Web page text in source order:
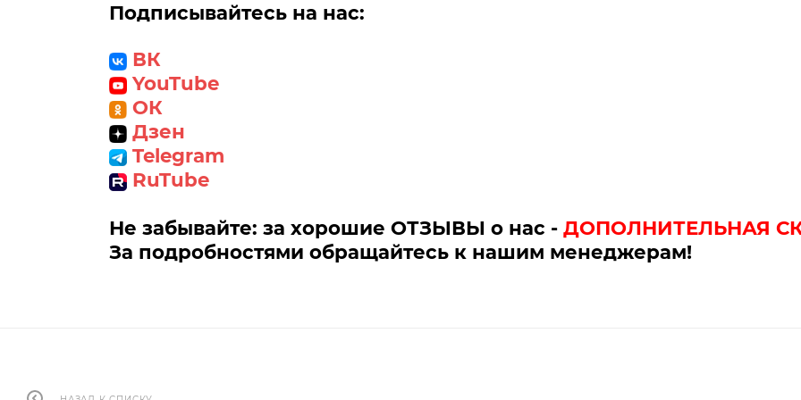
Подписывайтесь на нас:
ВК
YouTube
ОК
Дзен
Telegram
RuTube
Не забывайте: за хорошие ОТЗЫВЫ о нас - ДОПОЛНИТЕЛЬНАЯ
За подробностями обращайтесь к нашим менеджерам!